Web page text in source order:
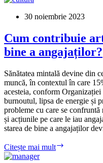
nevoie
feedback.
Mai
ales
cei
aleși.
30 noiembrie 2023
Cum contribuie
bine a angajaților?
Sănătatea mintală devine din
muncă, în contextul în care
acesteia, conform
burnoutul, lipsa de energie și
probleme cu care se
și acțiunile pe care le iau
starea de bine a angajaților
Citește mai mult